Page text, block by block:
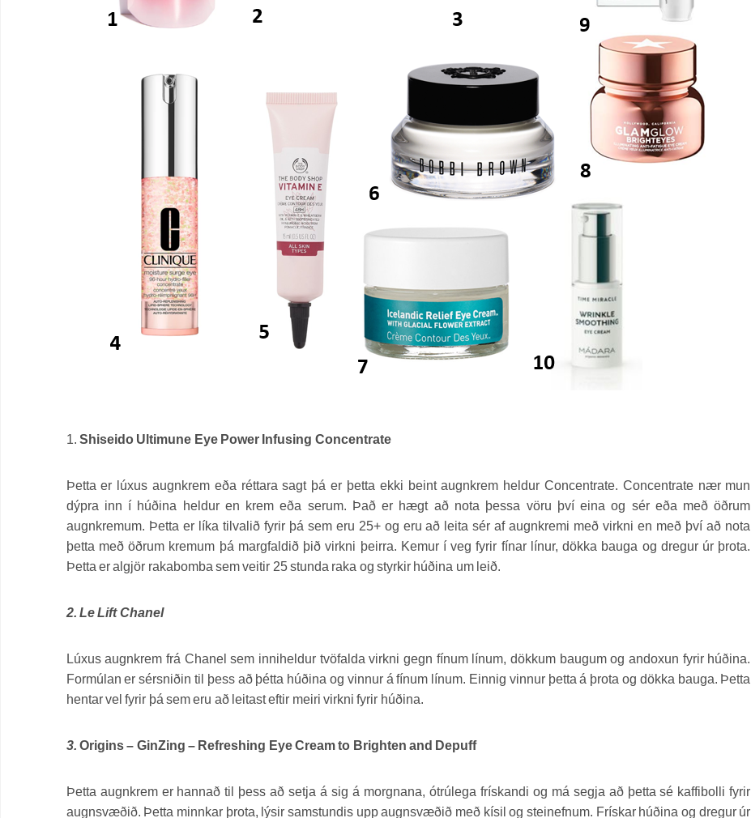
1. Shiseido Ultimune Eye Power Infusing Concentrate
Þetta er lúxus augnkrem eða réttara sagt þá er þetta ekki beint augnkrem heldur Concentrate. Concentrate nær mun
dýpra inn í húðina heldur en krem eða serum. Það er hægt að nota þessa vöru því eina og sér eða með öðrum
augnkremum. Þetta er líka tilvalið fyrir þá sem eru 25+ og eru að leita sér af augnkremi með virkni en með því að nota
þetta með öðrum kremum þá margfaldið þið virkni þeirra. Kemur í veg fyrir fínar línur, dökka bauga og dregur úr þrota.
Þetta er algjör rakabomba sem veitir 25 stunda raka og styrkir húðina um leið.
2. Le Lift Chanel
Lúxus augnkrem frá Chanel sem inniheldur tvöfalda virkni gegn fínum línum, dökkum baugum og andoxun fyrir húðina.
Formúlan er sérsniðin til þess að þétta húðina og vinnur á fínum línum. Einnig vinnur þetta á þrota og dökka bauga. Þetta
hentar vel fyrir þá sem eru að leitast eftir meiri virkni fyrir húðina.
3. Origins – GinZing – Refreshing Eye Cream to Brighten and Depuff
Þetta augnkrem er hannað til þess að setja á sig á morgnana, ótrúlega frískandi og má segja að þetta sé kaffibolli fyrir
augnsvæðið. Þetta minnkar þrota, lýsir samstundis upp augnsvæðið með kísil og steinefnum. Frískar húðina og dregur úr